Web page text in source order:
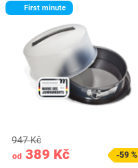
First minute
od 389 Kč
947 Kč
-59 %